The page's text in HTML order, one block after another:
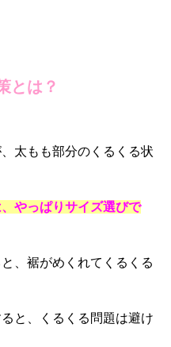
とは？
太もも部分のくるくる状
やっぱりサイズ選びで
、裾がめくれてくるくる
と、くるくる問題は避け